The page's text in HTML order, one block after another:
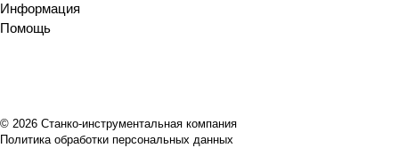
Информация
Помощь
© 2026 Станко-инструментальная компания
Политика обработки персональных данных